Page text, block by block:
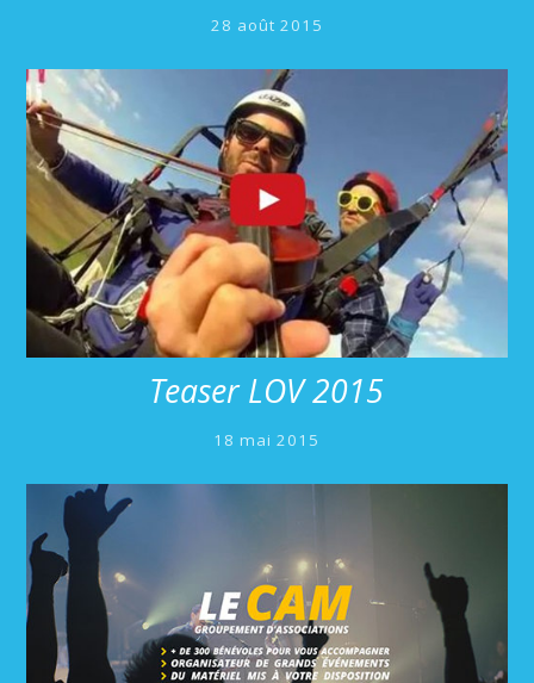
28 août 2015
Teaser LOV 2015
18 mai 2015